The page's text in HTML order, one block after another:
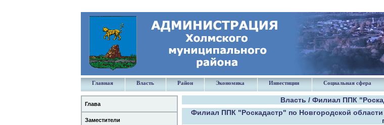
Главная Власть Район Экономика Инвестиции Социальная сфера
Глава
Заместители
Власть / Филиал ППК
Филиал ППК "Роскадастр" по Новгородской